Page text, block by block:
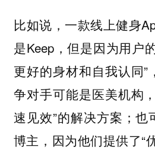
比如说，一款线上健身
是Keep，但是因为用户
更好的身材和自我认同”
争对手可能是医美机构
速见效”的解决方案；
博主，因为他们提供了“